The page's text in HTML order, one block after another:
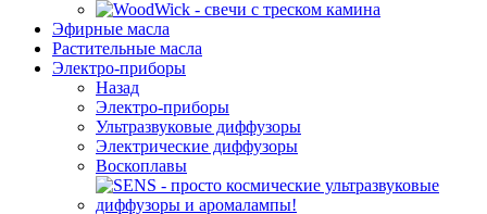
Эфирные масла
Растительные масла
Электро-приборы
Назад
Электро-приборы
Ультразвуковые диффузоры
Электрические диффузоры
Воскоплавы